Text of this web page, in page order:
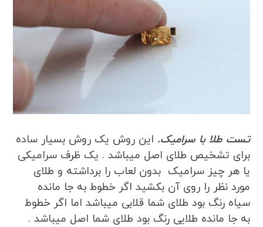
تست طلا با سرامیک. این روش یک روش بسیار ساده
برای تشخیص طلای اصل میباشد . یک ظرف سرامیکی
یا هر چیز سرامیک بدون لعاب را برداشته و طلای
مورد نظر را روی آن بکشید اگر خطوط به جا مانده
سیاه رنگ بود طلای شما قلابی میباشد اما اگر خطوط
به جا مانده طلایی رنگ بود طلای شما اصل میباشد .